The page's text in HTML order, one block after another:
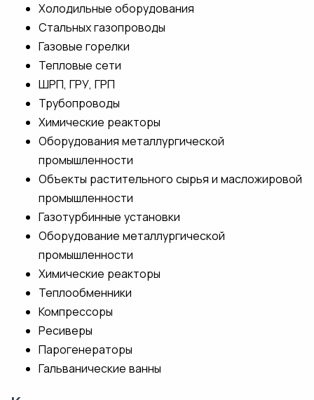
Холодильные оборудования
Стальных газопроводы
Газовые горелки
Тепловые сети
ШРП, ГРУ, ГРП
Трубопроводы
Химические реакторы
Оборудования металлургической
промышленности
Объекты растительного сырья и масложировой
промышленности
Газотурбинные установки
Оборудование металлургической
промышленности
Химические реакторы
Теплообменники
Компрессоры
Ресиверы
Парогенераторы
Гальванические ванны